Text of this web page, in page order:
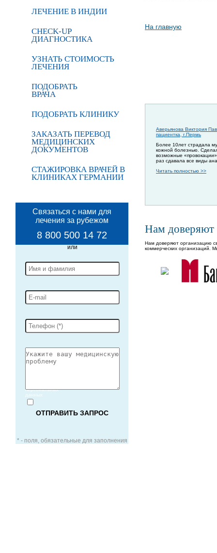
ЛЕЧЕНИЕ В ИНДИИ
CHECK-UP
ДИАГНОСТИКА
УЗНАТЬ СТОИМОСТЬ
ЛЕЧЕНИЯ
ПОДОБРАТЬ
ВРАЧА
ПОДОБРАТЬ КЛИНИКУ
ЗАКАЗАТЬ ПЕРЕВОД
МЕДИЦИНСКИХ
ДОКУМЕНТОВ
СТАЖИРОВКА ВРАЧЕЙ В
КЛИНИКАХ ГЕРМАНИИ
Связаться с нами для
лечения за рубежом
8 800 500 14 72
персональных
данных
* - поля, обязательные для заполнения
На главную
Аверьянова Виктория
пациентка, г.Пермь
Более 10лет страдала
кожной болезнью.
возможные
раз сдавала все виды
Читать полностью >>
Нам доверяют
Нам доверяют организацию
коммерческих организаций.